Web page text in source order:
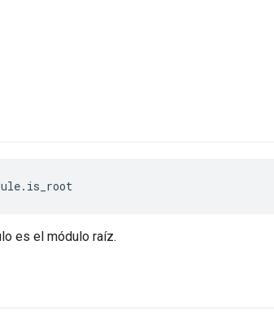
es el módulo raíz.